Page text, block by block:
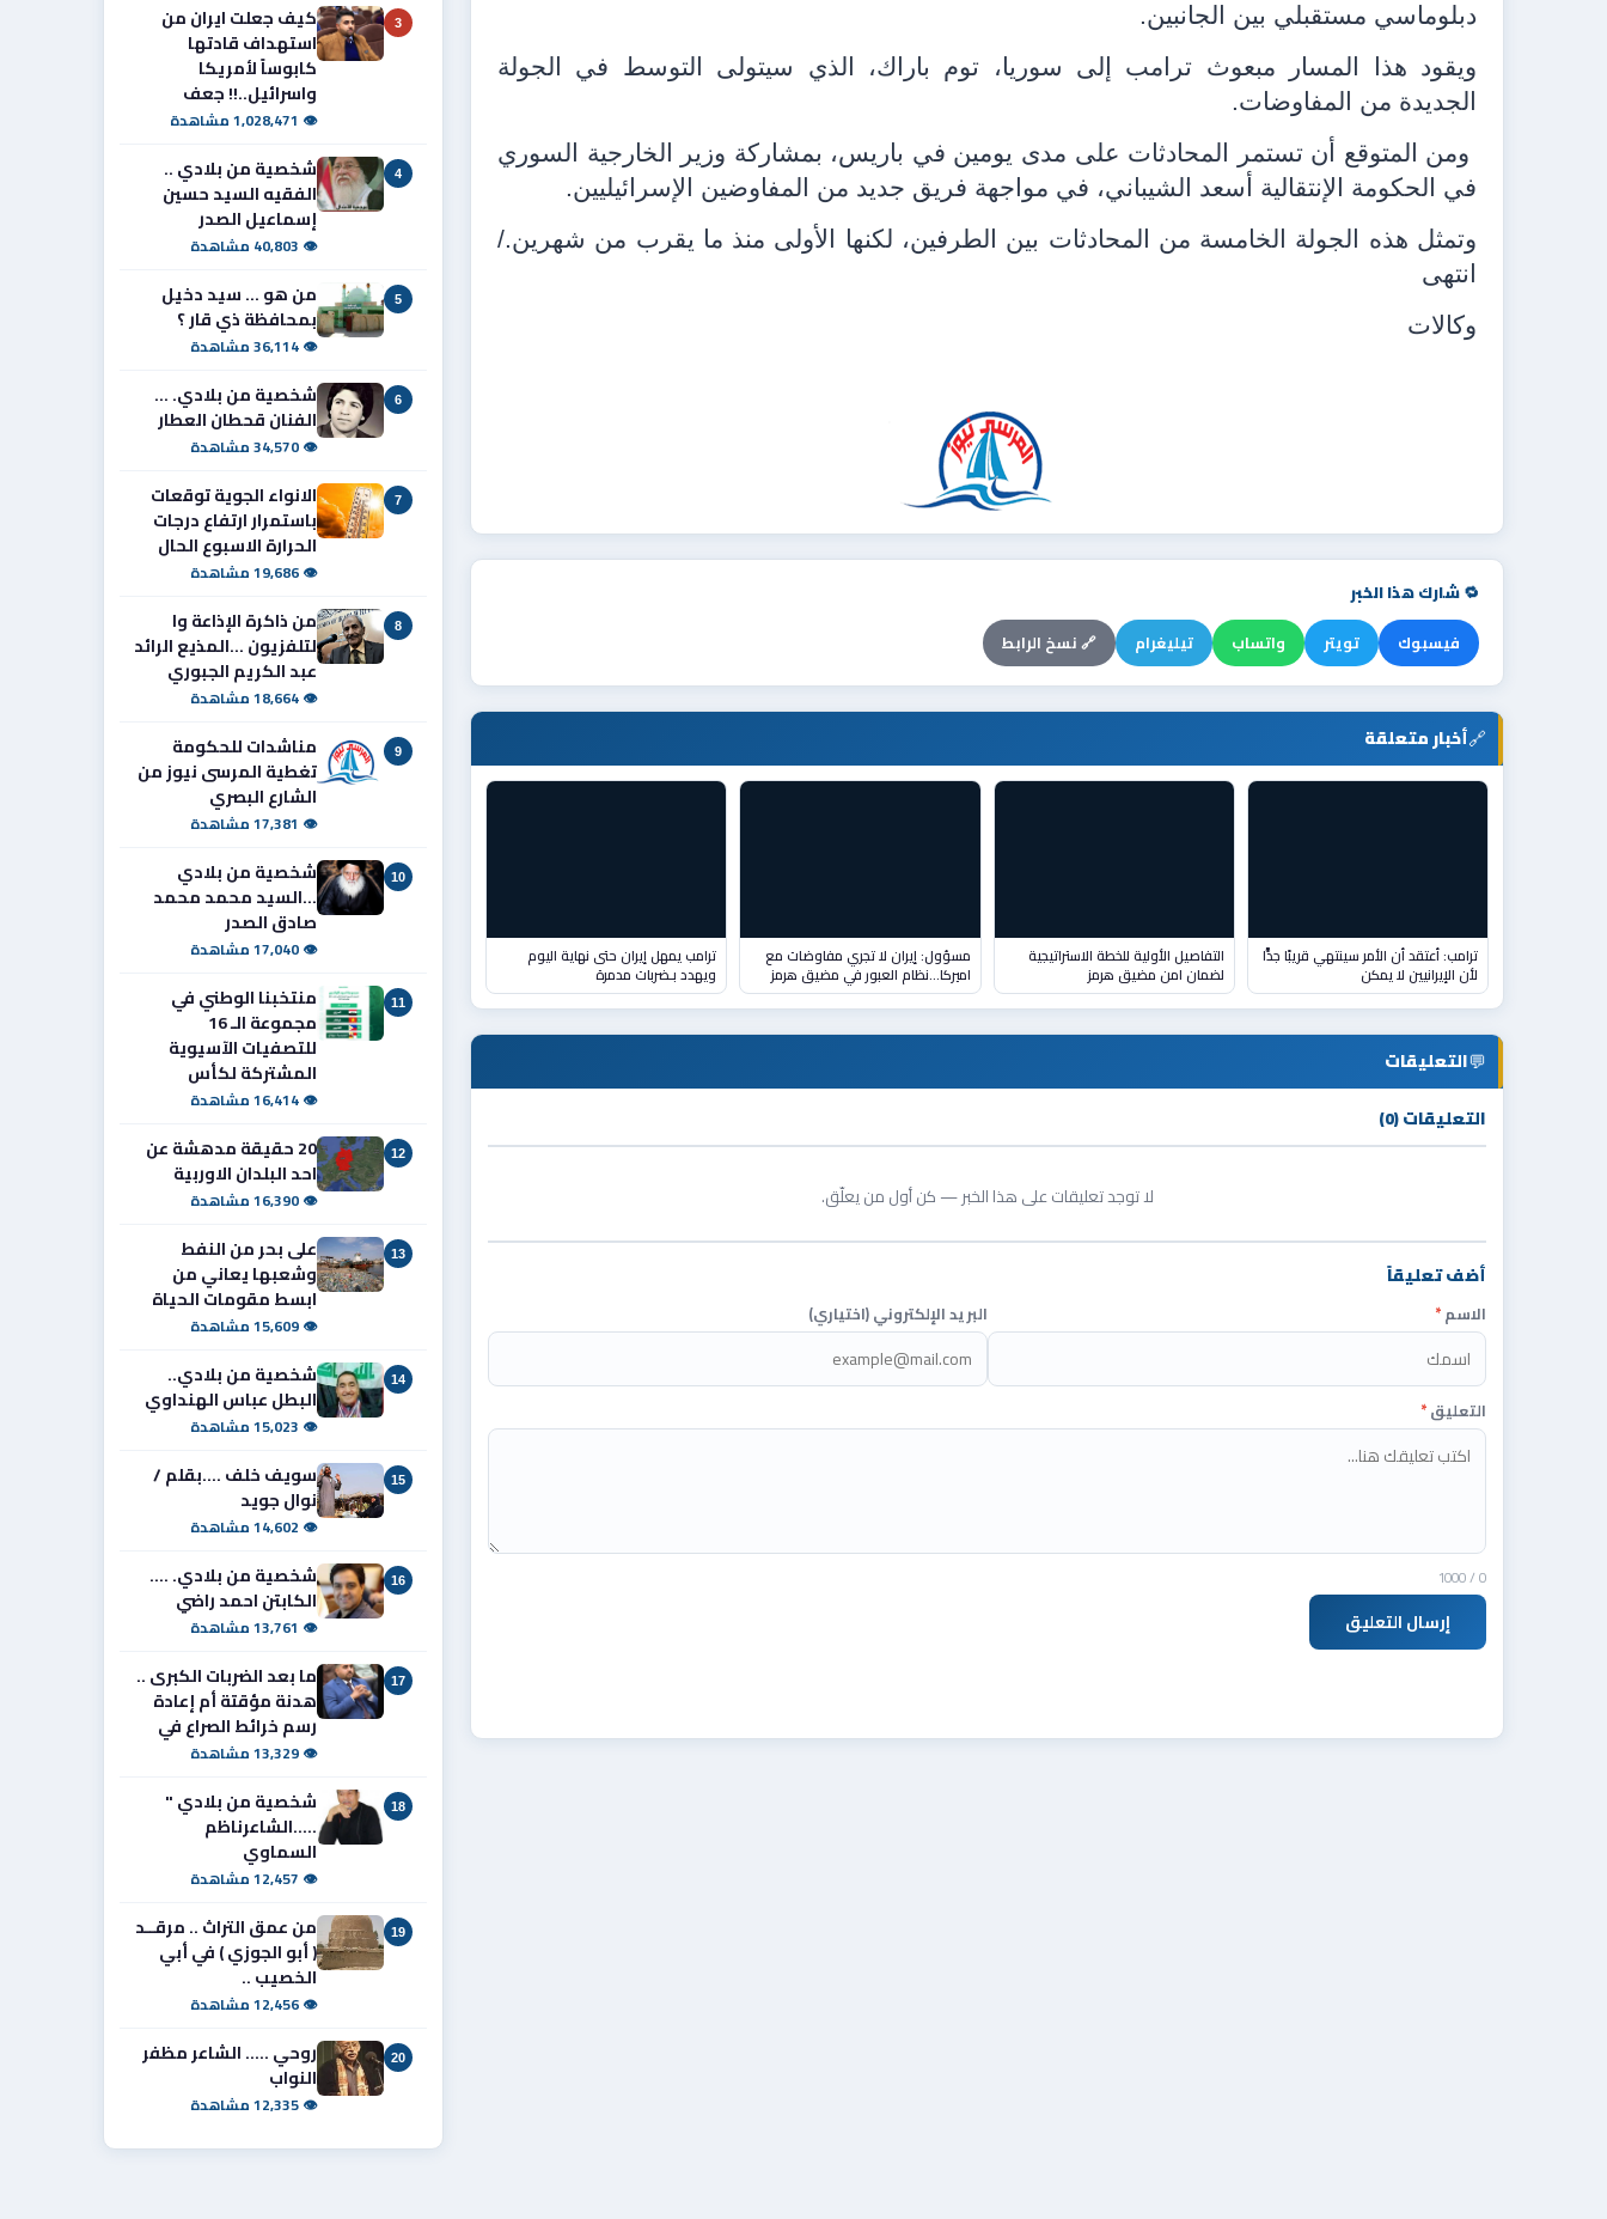
دبلوماسي مستقبلي بين الجانبين.
ويقود هذا المسار مبعوث ترامب إلى سوريا، توم باراك، الذي سيتولى التوسط في الجولة
الجديدة من المفاوضات.
ومن المتوقع أن تستمر المحادثات على مدى يومين في باريس، بمشاركة وزير الخارجية السوري
في الحكومة الإنتقالية أسعد الشيباني، في مواجهة فريق جديد من المفاوضين الإسرائيليين.
وتمثل هذه الجولة الخامسة من المحادثات بين الطرفين، لكنها الأولى منذ ما يقرب من شهرين./
انتهى
وكالات
🔁 شارك هذا الخبر
فيسبوك تويتر واتساب تيليغرام 🔗 نسخ الرابط
🔗أخبار متعلقة
ترامب: أعتقد أن الأمر سينتهي قريبًا جدًّا
لأن الإيرانيين لا يمكن
التفاصيل الأولية للخطة الاستراتيجية
لضمان امن مضيق هرمز
مسؤول: إيران لا تجري مفاوضات مع
اميركا...نظام العبور في مضيق هرمز
ترامب يمهل إيران حتى نهاية اليوم
ويهدد بـضربات مدمرة
💬التعليقات
التعليقات (0)
لا توجد تعليقات على هذا الخبر — كن أول من يعلّق.
أضف تعليقاً
الاسم* البريد الإلكتروني (اختياري)
التعليق*
0
/ 1000
إرسال التعليق
3
كيف جعلت ايران من
استهداف قادتها
كابوساً لأمريكا
واسرائيل..!! جعف
👁 1,028,471 مشاهدة
4
شخصية من بلادي ..
الفقيه السيد حسين
إسماعيل الصدر
👁 40,803 مشاهدة
5
من هو ... سيد دخيل
بمحافظة ذي قار ؟
👁 36,114 مشاهدة
6
شخصية من بلادي. ...
الفنان قحطان العطار
👁 34,570 مشاهدة
7
الانواء الجوية توقعات
باستمرار ارتفاع درجات
الحرارة الاسبوع الحال
👁 19,686 مشاهدة
8
من ذاكرة الإذاعة وا
لتلفزيون ...المذيع الرائد
عبد الكريم الجبوري
👁 18,664 مشاهدة
9
مناشدات للحكومة
تغطية المرسى نيوز من
الشارع البصري
👁 17,381 مشاهدة
10
شخصية من بلادي
...السيد محمد محمد
صادق الصدر
👁 17,040 مشاهدة
11
منتخبنا الوطني في
مجموعة الـ 16
للتصفيات الآسيوية
المشتركة لكأس
👁 16,414 مشاهدة
12
20 حقيقة مدهشة عن
احد البلدان الاوربية
👁 16,390 مشاهدة
13
على بحر من النفط
وشعبها يعاني من
ابسط مقومات الحياة
👁 15,609 مشاهدة
14
شخصية من بلادي..
البطل عباس الهنداوي
👁 15,023 مشاهدة
15
سويف خلف ....بقلم /
نوال جويد
👁 14,602 مشاهدة
16
شخصية من بلادي. ....
الكابتن احمد راضي
👁 13,761 مشاهدة
17
ما بعد الضربات الكبرى ..
هدنة مؤقتة أم إعادة
رسم خرائط الصراع في
👁 13,329 مشاهدة
18
شخصية من بلادي "
.....الشاعرناظم
السماوي
👁 12,457 مشاهدة
19
من عمق التراث .. مرقــد
( أبو الجوزي ) في أبي
الخصيب ..
👁 12,456 مشاهدة
20
روحي ..... الشاعر مظفر
النواب
👁 12,335 مشاهدة